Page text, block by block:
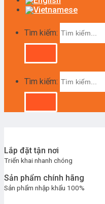
Tìm kiếm:
Tìm kiếm:
Lắp đặt tận nơi
Triển khai nhanh chóng
Sản phẩm chính hãng
Sản phẩm nhập khẩu 100%